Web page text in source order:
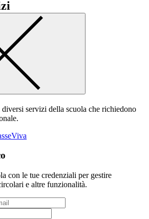
servizi della scuola che richiedono
con le tue credenziali per gestire
e altre funzionalità.